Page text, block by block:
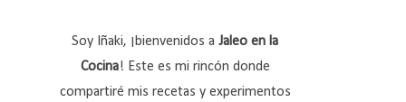
Soy Iñaki, ¡bienvenidos a Jaleo en la
Cocina! Este es mi rincón donde
compartiré mis recetas y experimentos